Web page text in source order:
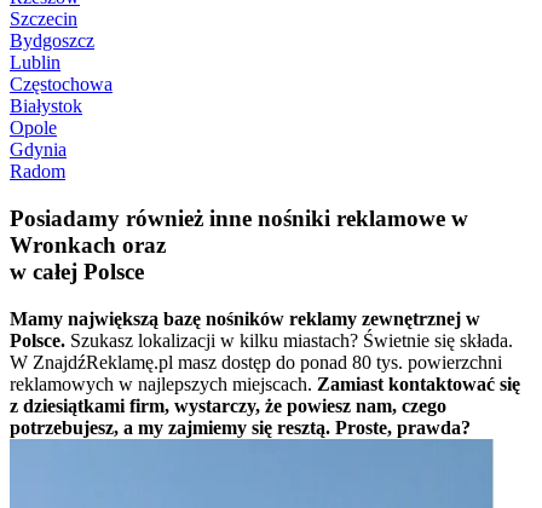
Szczecin
Bydgoszcz
Lublin
Częstochowa
Białystok
Opole
Gdynia
Radom
Posiadamy również inne nośniki reklamowe w
Wronkach oraz
w całej Polsce
Mamy największą bazę nośników reklamy zewnętrznej w
Polsce. Szukasz lokalizacji w kilku miastach? Świetnie się składa.
W ZnajdźReklamę.pl masz dostęp do ponad 80 tys. powierzchni
reklamowych w najlepszych miejscach. Zamiast kontaktować się
z dziesiątkami firm, wystarczy, że powiesz nam, czego
potrzebujesz, a my zajmiemy się resztą. Proste, prawda?